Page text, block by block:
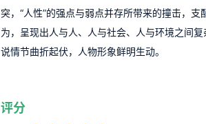
突，“人性”的强点与弱点并存所带来的撞击，支
为，呈现出人与人、人与社会、人与环境之间
说情节曲折起伏，人物形象鲜明生动。
评分